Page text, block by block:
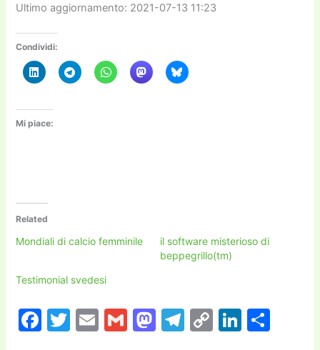
Ultimo aggiornamento: 2021-07-13 11:23
Condividi:
Mi piace:
Related
Mondiali di calcio femminile
il software misterioso di
beppegrillo(tm)
Testimonial svedesi
F
T
E
G
M T
C
Li